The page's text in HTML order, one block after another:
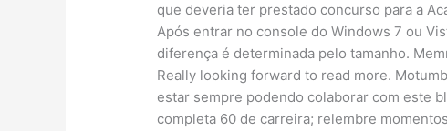
que deveria ter prestado concurso para a
Após entrar no console do Windows 7 ou
diferença é determinada pelo tamanho.
Really looking forward to read more.
estar sempre podendo colaborar com este
completa 60 de carreira; relembre